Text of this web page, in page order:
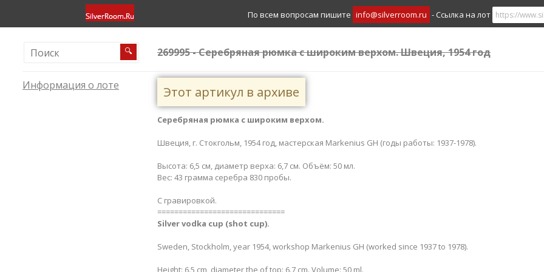
По всем вопросам пишите info@silverroom.ru - Ссылка на лот
🔍 269995 - Серебряная рюмка с широким верхом. Швеция, 1954 год
Информация о лоте Этот артикул в архиве
Серебряная рюмка с широким верхом.
Швеция, г. Стокгольм, 1954 год, мастерская Markenius GH (годы работы: 1937-1978).
Высота: 6,5 см, диаметр верха: 6,7 см. Объём: 50 мл.
Вес: 43 грамма серебра 830 пробы.
С гравировкой.
==============================
Silver​ vodka cup (shot cup).
Sweden, Stockholm, year 1954, workshop Markenius GH (worked since 1937 to 1978).
Height: 6.5 cm, diameter the of top: 6.7 cm. Volume: 50 ml.